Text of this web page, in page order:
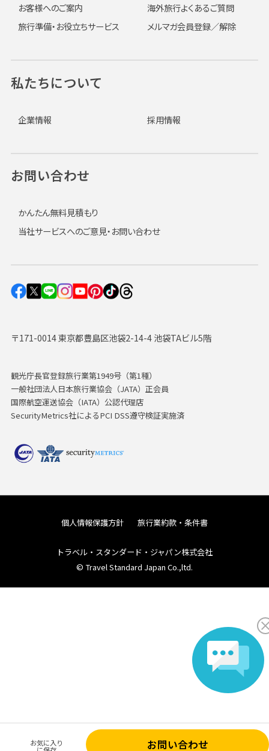
お気に入り お問い合わせ
〒171-0014 東京都豊島区池袋2-14-4 池袋TAビル5階
観光庁長官登録旅行業第1949号（第1種）
一般社団法人日本旅行業協会（JATA）正会員
国際航空運送協会（IATA）公認代理店
SecurityMetrics社によるPCI DSS遵守検証実施済
お客様へのご案内
海外旅行よくあるご質問
旅行準備・お役立ちサービス
メルマガ会員登録／解除
私たちについて
企業情報 採用情報
お問い合わせ
かんたん無料見積もり
当社サービスへのご意見・お問い合わせ
個人情報保護方針 旅行業約款・条件書
トラベル・スタンダード・ジャパン株式会社
© Travel Standard Japan Co.,ltd.